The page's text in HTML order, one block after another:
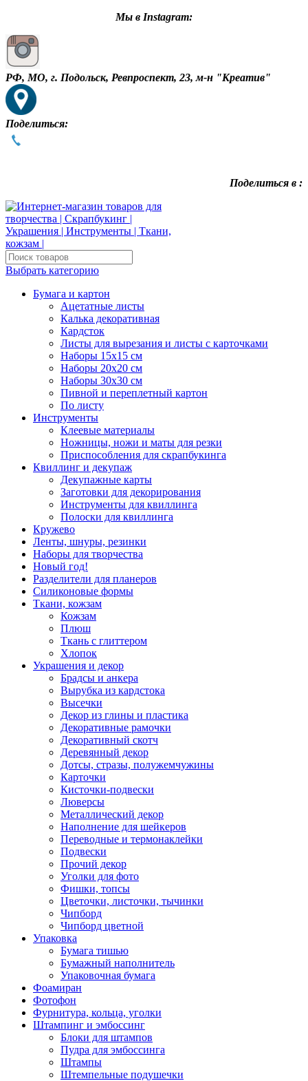
Мы в Instagram:
РФ, МО, г. Подольск, Ревпроспект, 23, м-н "Креатив"
Поделиться:
Поделиться в :
Выбрать категорию
Бумага и картон
Ацетатные листы
Калька декоративная
Кардсток
Листы для вырезания и листы с карточками
Наборы 15х15 см
Наборы 20х20 см
Наборы 30х30 см
Пивной и переплетный картон
По листу
Инструменты
Клеевые материалы
Ножницы, ножи и маты для резки
Приспособления для скрапбукинга
Квиллинг и декупаж
Декупажные карты
Заготовки для декорирования
Инструменты для квиллинга
Полоски для квиллинга
Кружево
Ленты, шнуры, резинки
Наборы для творчества
Новый год!
Разделители для планеров
Силиконовые формы
Ткани, кожзам
Кожзам
Плюш
Ткань с глиттером
Хлопок
Украшения и декор
Брадсы и анкера
Вырубка из кардстока
Высечки
Декор из глины и пластика
Декоративные рамочки
Декоративный скотч
Деревянный декор
Дотсы, стразы, полужемчужины
Карточки
Кисточки-подвески
Люверсы
Металлический декор
Наполнение для шейкеров
Переводные и термонаклейки
Подвески
Прочий декор
Уголки для фото
Фишки, топсы
Цветочки, листочки, тычинки
Чипборд
Чипборд цветной
Упаковка
Бумага тишью
Бумажный наполнитель
Упаковочная бумага
Фоамиран
Фотофон
Фурнитура, кольца, уголки
Штампинг и эмбоссинг
Блоки для штампов
Пудра для эмбоссинга
Штампы
Штемпельные подушечки